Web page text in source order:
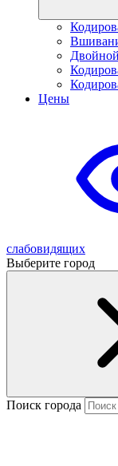
Цены
слабовидящих
Выберите город
Поиск города